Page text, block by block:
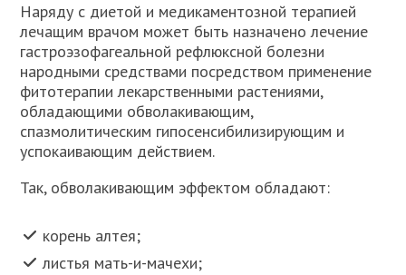
Наряду с диетой и медикаментозной терапией
лечащим врачом может быть назначено лечение
гастроэзофагеальной рефлюксной болезни
народными средствами посредством применение
фитотерапии лекарственными растениями,
обладающими обволакивающим,
спазмолитическим гипосенсибилизирующим и
успокаивающим действием.
Так, обволакивающим эффектом обладают:
корень алтея;
листья мать-и-мачехи;